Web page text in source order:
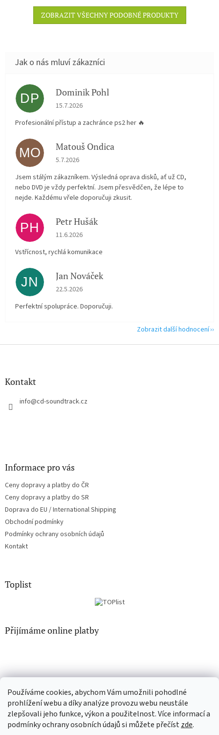
Používáme cookies, abychom Vám umožnili pohodlné
prohlížení webu a díky analýze provozu webu neustále
zlepšovali jeho funkce, výkon a použitelnost. Více informací a
podmínky ochrany osobních údajů si můžete přečístzde.
ZOBRAZIT VŠECHNY PODOBNÉ PRODUKTY
DP Dominik Pohl
Hodnocení obchodu je 5 z 5 hvězdiček.
15.7.2026
Profesionální přístup a zachránce ps2 her 🔥
MO Matouš Ondica
Hodnocení obchodu je 5 z 5 hvězdiček.
5.7.2026
Jsem stálým zákazníkem. Výsledná oprava disků, ať už CD,
nebo DVD je vždy perfektní. Jsem přesvědčen, že lépe to
nejde. Každému vřele doporučuji zkusit.
PH Petr Hušák
Hodnocení obchodu je 5 z 5 hvězdiček.
11.6.2026
Vstřícnost, rychlá komunikace
JN Jan Nováček
Hodnocení obchodu je 5 z 5 hvězdiček.
22.5.2026
Perfektní spolupráce. Doporučuji.
Zobrazit další hodnocení
Z
Kontakt
info@cd-soundtrack.cz
Informace pro vás
Ceny dopravy a platby do ČR
Ceny dopravy a platby do SR
Doprava do EU / International Shipping
Obchodní podmínky
Podmínky ochrany osobních údajů
Kontakt
Toplist
Přijímáme online platby
CD-hudba.cz EN-filmy.cz